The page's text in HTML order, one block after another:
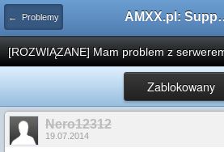
← Problemy AMXX.pl:
[ROZWIĄZANE] Mam problem z
Zablokowany
Nero12312
19.07.2014